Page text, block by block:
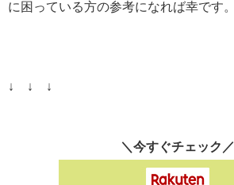
に困っている方の参考になれば幸です。
↓ ↓ ↓
＼今すぐチェック／